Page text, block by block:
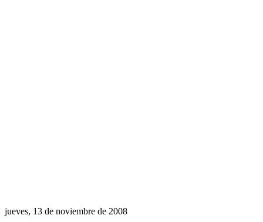
jueves, 13 de noviembre de 2008